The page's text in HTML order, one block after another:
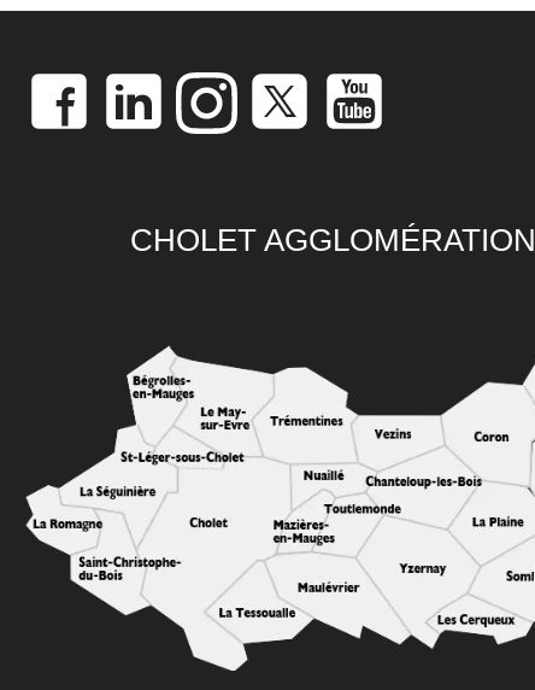
CHOLET AGGLOMÉRATION